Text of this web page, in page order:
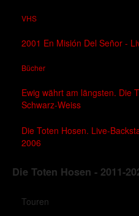
VHS
2001 En Misión Del Señor -
Bücher
Ewig währt am längsten. Die
Schwarz-Weiss
Die Toten Hosen. Live-
2006
Die Toten Hosen - 2011-
Touren